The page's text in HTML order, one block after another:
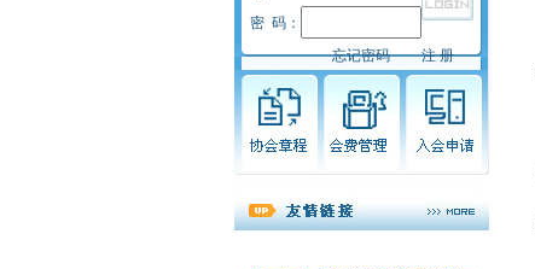
密 码：
忘记密码
注 册